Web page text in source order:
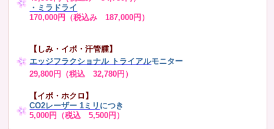
・ミラドライ
170,000円（税込み 187,000円）
【しみ・イボ・汗管腫】
エッジフラクショナル トライアルモニター
29,800円（税込 32,780円）
【イボ・ホクロ】
CO2レーザー 1ミリ につき
5,000円（税込 5,500円）